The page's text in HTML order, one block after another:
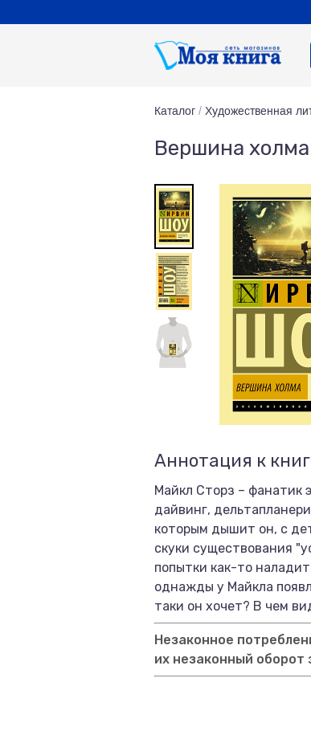
Каталог / Художественная
Вершина холма
Аннотация к
Майкл Сторз – фанатик
дайвинг,
которым дышит он, с
скуки существования
попытки как-то
однажды у Майкла
таки он хочет? В чем
Незаконное
их незаконный оборот